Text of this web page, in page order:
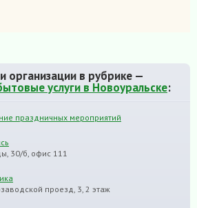
организации в рубрике —
услуги в Новоуральске:
праздничных мероприятий
30/б, офис 111
проезд, 3, 2 этаж